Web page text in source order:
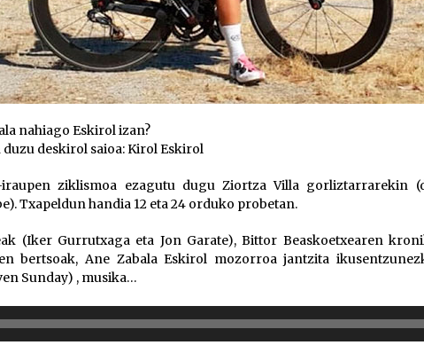
nahiago Eskirol izan?
deskirol saioa: Kirol Eskirol
ziklismoa ezagutu dugu Ziortza Villa gorliztarrarekin
Txapeldun handia 12 eta 24 orduko probetan.
(Iker Gurrutxaga eta Jon Garate), Bittor Beaskoetxearen
bertsoak, Ane Zabala Eskirol mozorroa jantzita
Sunday) , musika…